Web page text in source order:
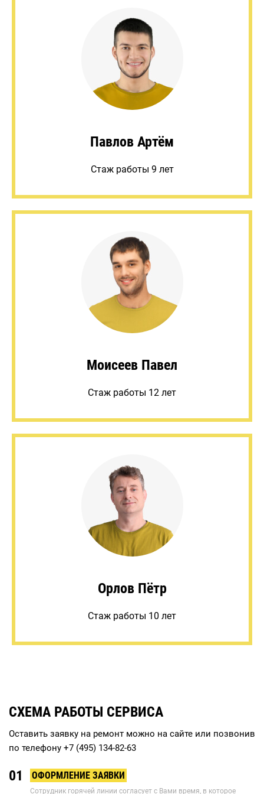
Павлов Артём
Стаж работы 9 лет
Моисеев Павел
Стаж работы 12 лет
Орлов Пётр
Стаж работы 10 лет
СХЕМА РАБОТЫ СЕРВИСА
Оставить заявку на ремонт можно на сайте или позвонив
по телефону +7 (495) 134-82-63
01 ОФОРМЛЕНИЕ ЗАЯВКИ
Сотрудник горячей линии согласует с Вами время, в которое